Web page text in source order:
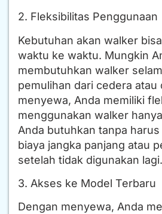
2. Fleksibilitas Penggunaan
Kebutuhan akan walker
waktu ke waktu. Mungkin
membutuhkan walker
pemulihan dari cedera atau
menyewa, Anda memiliki
menggunakan walker
Anda butuhkan tanpa
biaya jangka panjang atau
setelah tidak digunakan lagi.
3. Akses ke Model Terbaru
Dengan menyewa, Anda